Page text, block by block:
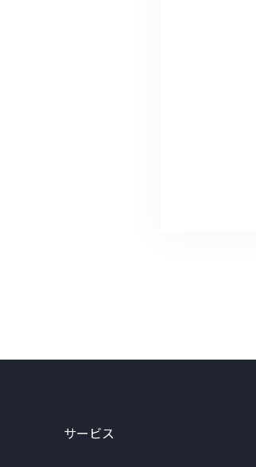
サービス